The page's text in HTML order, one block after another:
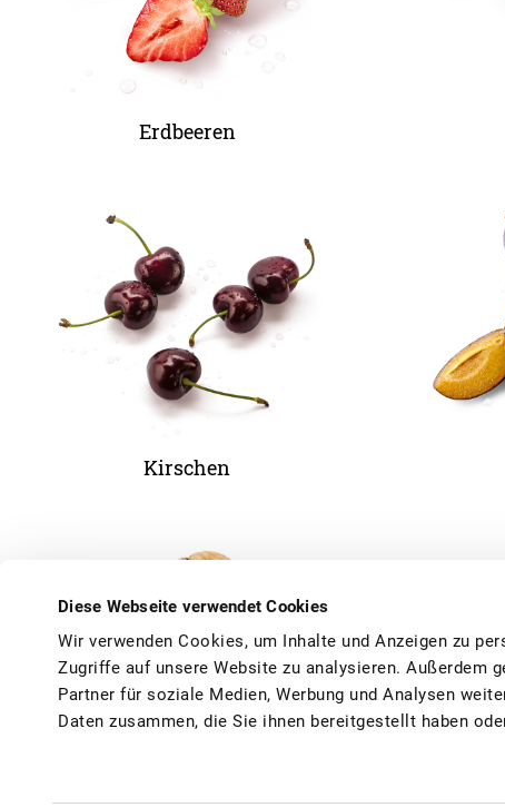
Diese Webseite verwendet Cookies
Wir verwenden Cookies, um Inhalte und Anzeigen zu
Zugriffe auf unsere Website zu analysieren. Außerdem
Partner für soziale Medien, Werbung und Analysen
Daten zusammen, die Sie ihnen bereitgestellt haben
Erdbeeren
Kirschen